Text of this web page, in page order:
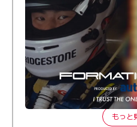
倒す相手を、信じてる
【FORMATION LAP
2026
もっと